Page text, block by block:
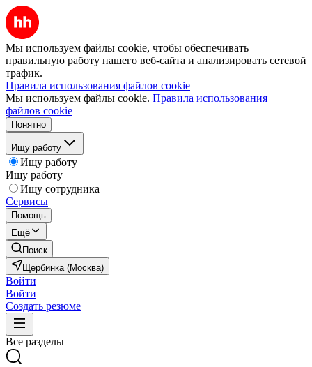
Мы используем файлы cookie, чтобы обеспечивать
правильную работу нашего веб-сайта и анализировать сетевой
трафик.
Правила использования файлов cookie
Мы используем файлы cookie. Правила использования
файлов cookie
Понятно
Ищу работу
Ищу работу
Ищу работу
Ищу сотрудника
Сервисы
Помощь
Ещё
Поиск
Щербинка (Москва)
Войти
Войти
Создать резюме
Все разделы